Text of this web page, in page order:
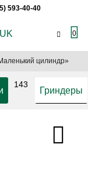
593-40-40
UK 0
цилиндр»
143
Гриндеры